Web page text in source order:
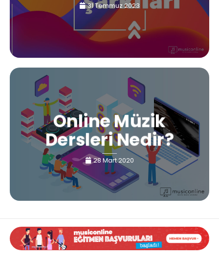
31 Temmuz 2023
Online Müzik
Dersleri Nedir?
28 Mart 2020